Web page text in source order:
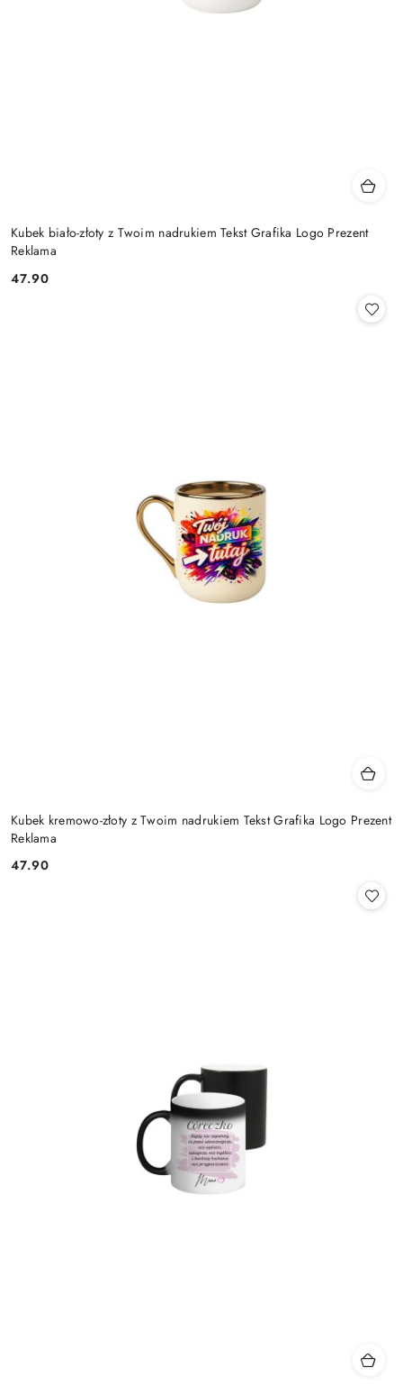
Kubek biało-złoty z Twoim nadrukiem Tekst Grafika Logo Prezent
Reklama
Cena:
47.90
Kubek kremowo-złoty z Twoim nadrukiem Tekst Grafika Logo Prezent
Reklama
Cena:
47.90